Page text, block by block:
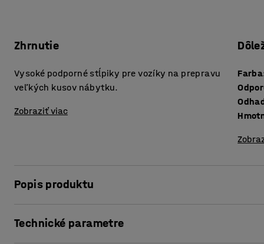
Zhrnutie
Vysoké podporné stĺpiky pre vozíky na prepravu
veľkých kusov nábytku.
Zobraziť viac
Farba
Popis produktu
Stĺpiky majú ochranný povrch z priehľadnej zmršťovacej
Technické parametre